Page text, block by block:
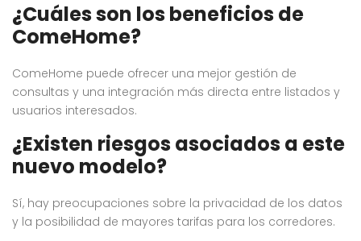
¿Cuáles son los beneficios de
ComeHome?
ComeHome puede ofrecer una mejor gestión de
consultas y una integración más directa entre listados y
usuarios interesados.
¿Existen riesgos asociados a este
nuevo modelo?
Sí, hay preocupaciones sobre la privacidad de los datos
y la posibilidad de mayores tarifas para los corredores.